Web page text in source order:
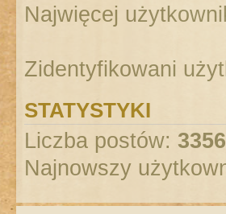
Najwięcej
Zidentyfikowani
STATYSTYKI
Liczba postów:
Najnowszy